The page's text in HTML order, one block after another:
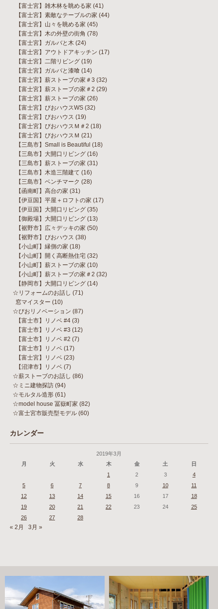
【富士宮】雑木林を眺める家 (41)
【富士宮】素敵なテーブルの家 (44)
【富士宮】山々を眺める家 (45)
【富士宮】木の外壁の街角 (78)
【富士宮】ガルバと木 (24)
【富士宮】アウトドアキッチン (17)
【富士宮】二階リビング (19)
【富士宮】ガルバと漆喰 (14)
【富士宮】薪ストーブの家＃3 (32)
【富士宮】薪ストーブの家＃2 (29)
【富士宮】薪ストーブの家 (26)
【富士宮】びおハウスWS (32)
【富士宮】びおハウス (19)
【富士宮】びおハウスＭ＃2 (18)
【富士宮】びおハウスＭ (21)
【三島市】Small is Beautiful (18)
【三島市】大開口リビング (16)
【三島市】薪ストーブの家 (31)
【三島市】木造三階建て (16)
【三島市】ベンチマーク (28)
【函南町】高台の家 (31)
【伊豆国】平屋＋ロフトの家 (17)
【伊豆国】大開口リビング (35)
【御殿場】大開口リビング (13)
【裾野市】広々デッキの家 (50)
【裾野市】びおハウス (38)
【小山町】縁側の家 (18)
【小山町】開く高断熱住宅 (32)
【小山町】薪ストーブの家 (10)
【小山町】薪ストーブの家＃2 (32)
【静岡市】大開口リビング (14)
☆リフォームのお話し (71)
窓マイスター (10)
☆びおリノベーション (87)
【富士市】リノベ #4 (3)
【富士市】リノベ #3 (12)
【富士市】リノベ #2 (7)
【富士市】リノベ (17)
【富士宮】リノベ (23)
【沼津市】リノベ (7)
☆薪ストーブのお話し (86)
☆ミニ建物探訪 (94)
☆モルタル造形 (61)
☆model house 冨嶽町家 (82)
☆富士宮市販売型モデル (60)
カレンダー
2019年3月
月
火 水 木 金 土
日
1
2 3
4
5
6 7 8 9 10
11
12
13 14 15 16 17
18
19
20 21 22 23 24
25
26
27 28
« 2月 3月 »